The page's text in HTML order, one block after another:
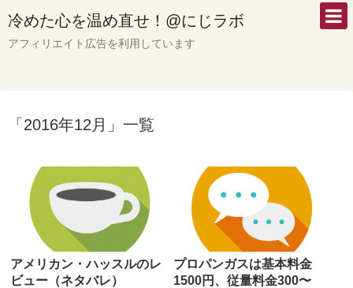
冷めた心を温め直せ！@にじラボ
アフィリエイト広告を利用しています
「 2016年12月 」 一覧
アメリカン・ハッスルのレ
ビュー（ネタバレ）
プロパンガスは基本料金
1500円、従量料金300〜